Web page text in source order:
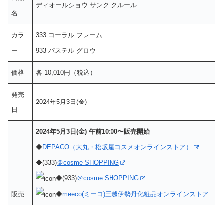
名
ディオールショウ サンク クルール
カラ
ー
333 コーラル フレーム
933 パステル グロウ
価格 各 10,010円（税込）
発売
日
2024年5月3日(金)
販売
2024年5月3日(金) 午前10:00〜販売開始
◆DEPACO（大丸・松坂屋コスメオンラインストア）
◆(333)＠cosme SHOPPING
◆(933)＠cosme SHOPPING
◆meeco(ミーコ)三越伊勢丹化粧品オンラインストア